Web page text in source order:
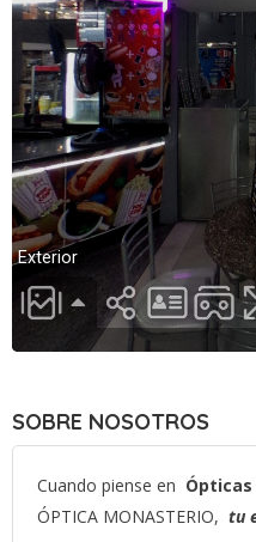
SOBRE NOSOTROS
Cuando piense en Ópticas
ÓPTICA MONASTERIO, tu